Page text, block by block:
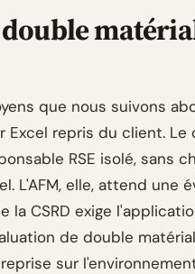
double
que nous suivons
Excel repris du client.
RSE isolé, sans
L'AFM, elle, attend une
la CSRD exige
de double
sur